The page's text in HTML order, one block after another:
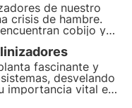
de nuestro
crisis de hambre.
cobijo y
las abejas
que las apoyen.
solas e invertir
fascinante y
desvelando
importancia vital en